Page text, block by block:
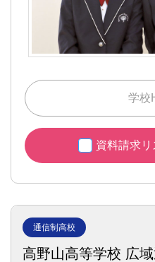
学校
資料請求
通信制高校
高野山高等学校 広